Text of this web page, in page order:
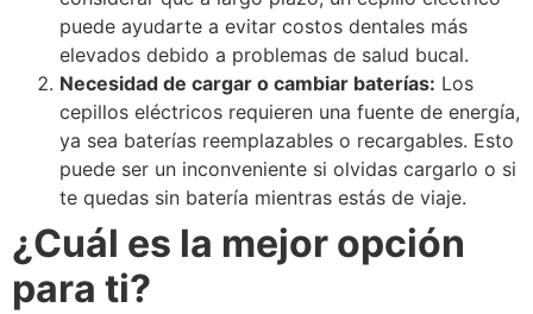
puede ayudarte a evitar costos dentales más
elevados debido a problemas de salud bucal.
Necesidad de cargar o cambiar baterías: Los
cepillos eléctricos requieren una fuente de energía,
ya sea baterías reemplazables o recargables. Esto
puede ser un inconveniente si olvidas cargarlo o si
te quedas sin batería mientras estás de viaje.
¿Cuál es la mejor opción
para ti?